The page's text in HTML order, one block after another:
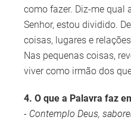
como fazer. Diz-me qual
Senhor, estou dividido.
coisas, lugares e
Nas pequenas coisas,
viver como irmão dos
4. O que a Palavra faz
- Contemplo Deus,